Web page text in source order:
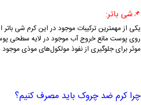
📌شی باتر:
یکی از مهمترین ترکیبات موجود در این کرم شی
موثر برای جلوگیری از نفوذ مولکول‌های موذی
چرا کرم ضد چروک باید مصرف کنیم؟